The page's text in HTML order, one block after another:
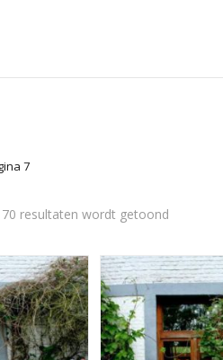
7
resultaten wordt getoond